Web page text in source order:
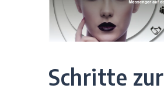
Schritte zur